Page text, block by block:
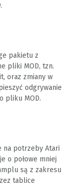
pakietu z
pliki MOD, tzn.
oraz zmiany w
odgrywanie
pliku MOD.
na potrzeby Atari
o połowe mniej
są z zakresu
tablice